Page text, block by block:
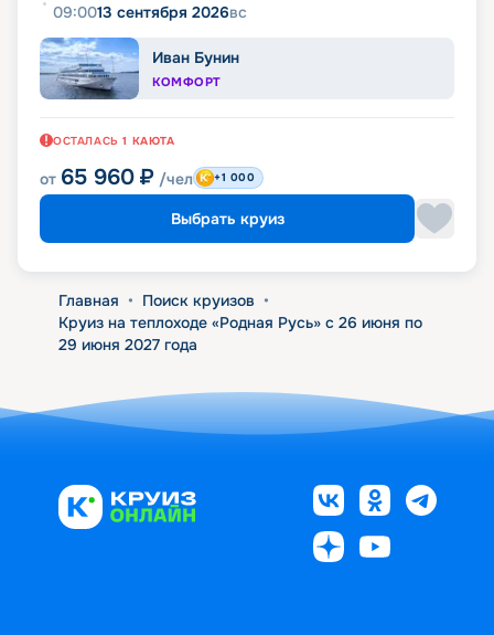
09:0013 сентября 2026вс
Иван Бунин
КОМФОРТ
ОСТАЛАСЬ 1 КАЮТА
от 65 960 ₽ /чел +1 000
Выбрать круиз
Главная • Поиск круизов •
Круиз на теплоходе «Родная Русь» с 26 июня по
29 июня 2027 года